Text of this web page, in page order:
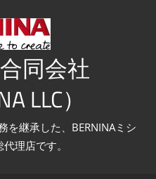
同会社
LLC）
を継承した、BERNINAミシ
理店です。